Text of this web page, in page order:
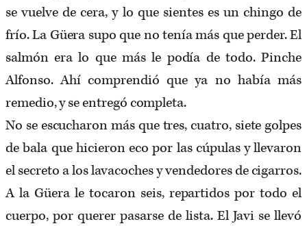
se vuelve de cera, y lo que sientes es un chingo de
frío. La Güera supo que no tenía más que perder. El
salmón era lo que más le podía de todo. Pinche
Alfonso. Ahí comprendió que ya no había más
remedio, y se entregó completa.
No se escucharon más que tres, cuatro, siete golpes
de bala que hicieron eco por las cúpulas y llevaron
el secreto a los lavacoches y vendedores de cigarros.
A la Güera le tocaron seis, repartidos por todo el
cuerpo, por querer pasarse de lista. El Javi se llevó